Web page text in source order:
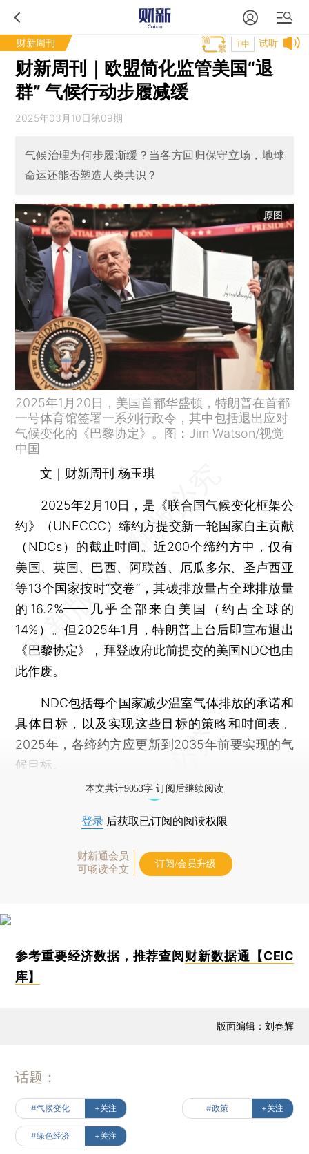
财新周刊 试听
T中
财新周刊｜欧盟简化监管美国“退
群” 气候行动步履减缓
2025年03月10日第09期
气候治理为何步履渐缓？当各方回归保守立场，地球
命运还能否塑造人类共识？
原图
2025年1月20日，美国首都华盛顿，特朗普在首都
一号体育馆签署一系列行政令，其中包括退出应对
气候变化的《巴黎协定》。图：Jim Watson/视觉
中国
文｜财新周刊 杨玉琪
2025年2月10日，是《联合国气候变化框架公
约》（UNFCCC）缔约方提交新一轮国家自主贡献
（NDCs）的截止时间。近200个缔约方中，仅有
美国、英国、巴西、阿联酋、厄瓜多尔、圣卢西亚
等13个国家按时“交卷”，其碳排放量占全球排放量
的16.2%——几乎全部来自美国（约占全球的
14%）。但2025年1月，特朗普上台后即宣布退出
《巴黎协定》，拜登政府此前提交的美国NDC也由
此作废。
NDC包括每个国家减少温室气体排放的承诺和
具体目标，以及实现这些目标的策略和时间表。
2025年，各缔约方应更新到2035年前要实现的气
候目标。
本文共计9053字 订阅后继续阅读
登录 后获取已订阅的阅读权限
财新通会员
可畅读全文
订阅/会员升级
参考重要经济数据，推荐查阅财新数据通【CEIC
库】
版面编辑：刘春辉
话题：
#气候变化 +关注 #政策 +关注
#绿色经济 +关注